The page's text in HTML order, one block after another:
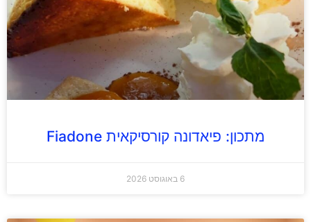
מתכון: פיאדונה קורסיקאית Fiadone
6 באוגוסט 2026